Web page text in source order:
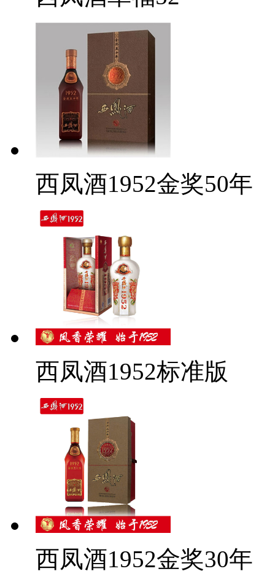
西凤酒1952金奖50年
西凤酒1952标准版
西凤酒1952金奖30年